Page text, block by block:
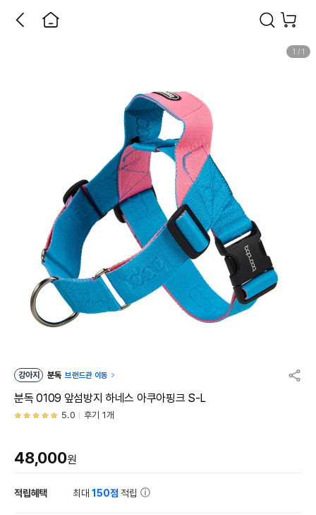
1 / 1
강아지 분독 브랜드관 이동
분독 0109 앞섬방지 하네스 아쿠아핑크 S-L
5.0 후기 1개
48,000원
적립혜택 최대150점 적립